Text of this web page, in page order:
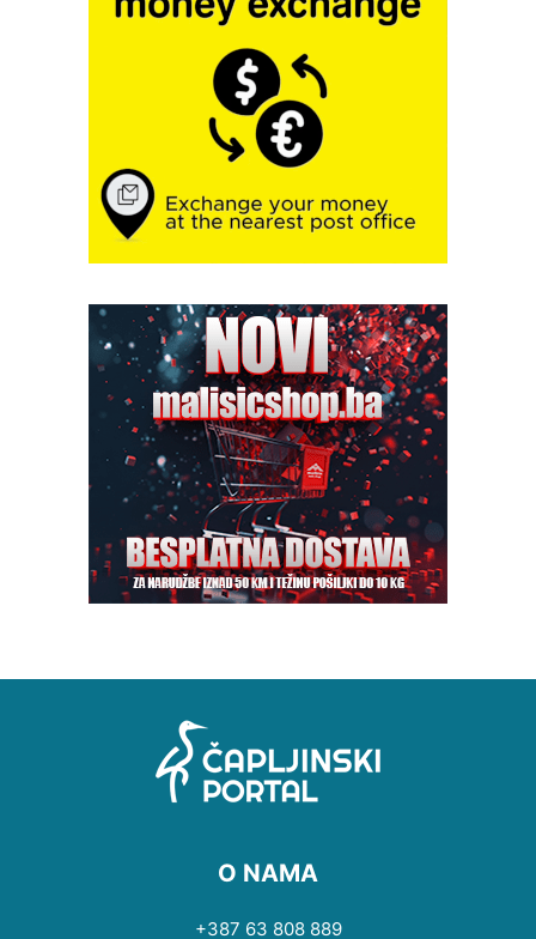
O NAMA
+387 63 808 889